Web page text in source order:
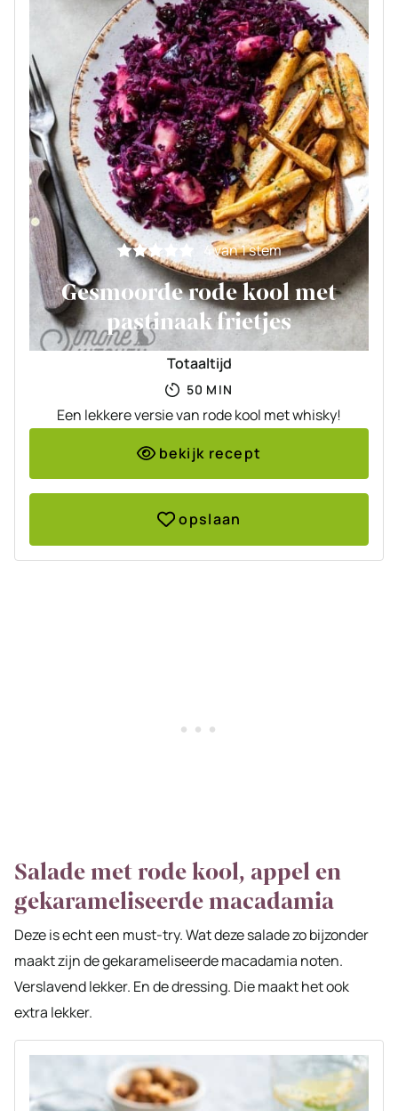
4van 1 stem
Gesmoorde rode kool met
pastinaak frietjes
Totaaltijd
50 MINUTEN
MIN
Een lekkere versie van rode kool met whisky!
bekijk recept
opslaan
Salade met rode kool, appel en
gekarameliseerde macadamia
Deze is echt een must-try. Wat deze salade zo bijzonder
maakt zijn de gekarameliseerde macadamia noten.
Verslavend lekker. En de dressing. Die maakt het ook
extra lekker.